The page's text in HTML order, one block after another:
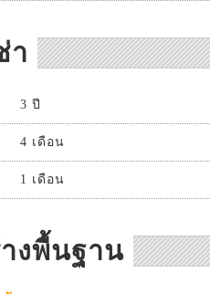
า
3 ปี
4 เดือน
1 เดือน
งพื้นฐาน